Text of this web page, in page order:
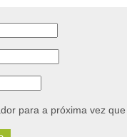
para a próxima vez